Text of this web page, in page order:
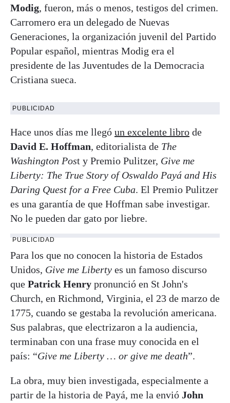
Modig, fueron, más o menos, testigos del crimen.
Carromero era un delegado de Nuevas
Generaciones, la organización juvenil del Partido
Popular español, mientras Modig era el
presidente de las Juventudes de la Democracia
Cristiana sueca.
PUBLICIDAD
Hace unos días me llegó un excelente libro de
David E. Hoffman, editorialista de The
Washington Post y Premio Pulitzer, Give me
Liberty: The True Story of Oswaldo Payá and His
Daring Quest for a Free Cuba. El Premio Pulitzer
es una garantía de que Hoffman sabe investigar.
No le pueden dar gato por liebre.
PUBLICIDAD
Para los que no conocen la historia de Estados
Unidos, Give me Liberty es un famoso discurso
que Patrick Henry pronunció en St John's
Church, en Richmond, Virginia, el 23 de marzo de
1775, cuando se gestaba la revolución americana.
Sus palabras, que electrizaron a la audiencia,
terminaban con una frase muy conocida en el
país: “Give me Liberty … or give me death”.
La obra, muy bien investigada, especialmente a
partir de la historia de Payá, me la envió John